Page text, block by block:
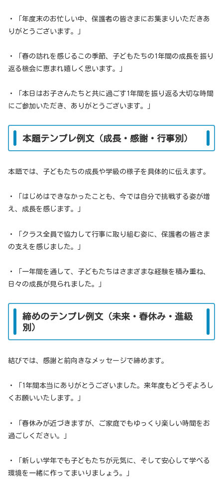
・「年度末のお忙しい中、保護者の皆さまにお集まりいただきあ
りがとうございます。」
・「春の訪れを感じるこの季節、子どもたちの1年間の成長を振り
返る機会に恵まれ嬉しく思います。」
・「本日はお子さんたちと共に過ごす1年間を振り返る大切な時間
にご参加いただき、ありがとうございます。」
本題テンプレ例文（成長・感謝・行事別）
本題では、子どもたちの成長や学級の様子を具体的に伝えます。
・「はじめはできなかったことも、今では自分で挑戦する姿が増
え、成長を感じます。」
・「クラス全員で協力して行事に取り組む姿に、保護者の皆さま
の支えを感じました。」
・「一年間を通して、子どもたちはさまざまな経験を積み重ね、
日々の成長が見られました。」
締めのテンプレ例文（未来・春休み・進級
別）
結びでは、感謝と前向きなメッセージで締めます。
・「1年間本当にありがとうございました。来年度もどうぞよろし
くお願いいたします。」
・「春休みが近づきますが、ご家庭でもゆっくり楽しい時間をお
過ごしください。」
・「新しい学年でも子どもたちが元気に、そして安心して学べる
環境を一緒に作ってまいりましょう。」